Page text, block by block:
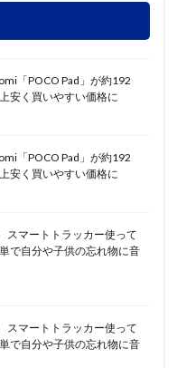
「POCO Pad」が約192
安く買いやすい価格に
「POCO Pad」が約192
安く買いやすい価格に
スマートトラッカー使って
で自分や子供の忘れ物に音
スマートトラッカー使って
で自分や子供の忘れ物に音